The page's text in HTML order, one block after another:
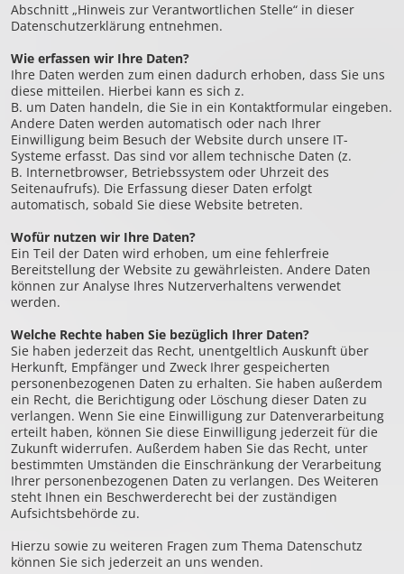
Abschnitt „Hinweis zur Verantwortlichen Stelle“ in dieser
Datenschutzerklärung entnehmen.
Wie erfassen wir Ihre Daten?
Ihre Daten werden zum einen dadurch erhoben, dass Sie uns
diese mitteilen. Hierbei kann es sich z.
B. um Daten handeln, die Sie in ein Kontaktformular eingeben.
Andere Daten werden automatisch oder nach Ihrer
Einwilligung beim Besuch der Website durch unsere IT-
Systeme erfasst. Das sind vor allem technische Daten (z.
B. Internetbrowser, Betriebssystem oder Uhrzeit des
Seitenaufrufs). Die Erfassung dieser Daten erfolgt
automatisch, sobald Sie diese Website betreten.
Wofür nutzen wir Ihre Daten?
Ein Teil der Daten wird erhoben, um eine fehlerfreie
Bereitstellung der Website zu gewährleisten. Andere Daten
können zur Analyse Ihres Nutzerverhaltens verwendet
werden.
Welche Rechte haben Sie bezüglich Ihrer Daten?
Sie haben jederzeit das Recht, unentgeltlich Auskunft über
Herkunft, Empfänger und Zweck Ihrer gespeicherten
personenbezogenen Daten zu erhalten. Sie haben außerdem
ein Recht, die Berichtigung oder Löschung dieser Daten zu
verlangen. Wenn Sie eine Einwilligung zur Datenverarbeitung
erteilt haben, können Sie diese Einwilligung jederzeit für die
Zukunft widerrufen. Außerdem haben Sie das Recht, unter
bestimmten Umständen die Einschränkung der Verarbeitung
Ihrer personenbezogenen Daten zu verlangen. Des Weiteren
steht Ihnen ein Beschwerderecht bei der zuständigen
Aufsichtsbehörde zu.
Hierzu sowie zu weiteren Fragen zum Thema Datenschutz
können Sie sich jederzeit an uns wenden.